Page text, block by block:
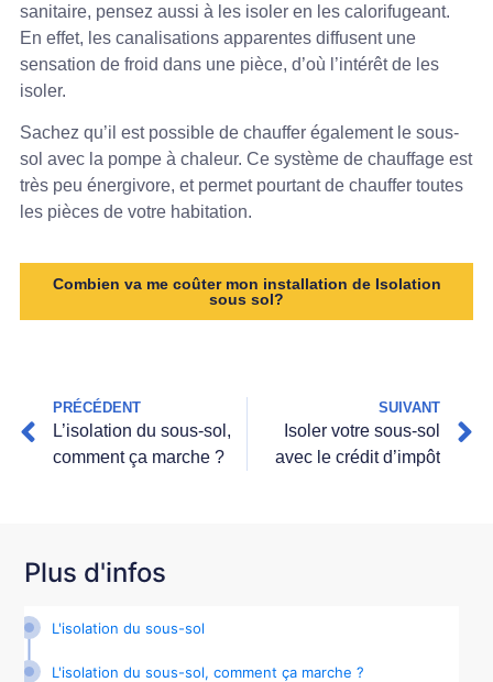
sanitaire, pensez aussi à les isoler en les calorifugeant.
En effet, les canalisations apparentes diffusent une
sensation de froid dans une pièce, d’où l’intérêt de les
isoler.
Sachez qu’il est possible de chauffer également le sous-
sol avec la pompe à chaleur. Ce système de chauffage est
très peu énergivore, et permet pourtant de chauffer toutes
les pièces de votre habitation.
Combien va me coûter mon installation de Isolation
sous sol?
PRÉCÉDENT
L’isolation du sous-sol,
comment ça marche ?
SUIVANT
Isoler votre sous-sol
avec le crédit d’impôt
Plus d'infos
L'isolation du sous-sol
L'isolation du sous-sol, comment ça marche ?